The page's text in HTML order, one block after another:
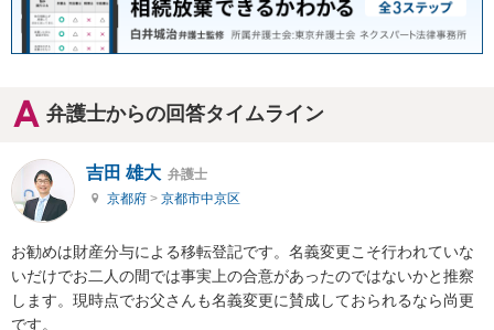
弁護士からの回答タイムライン
吉田 雄大 弁護士
京都府 > 京都市中京区
お勧めは財産分与による移転登記です。名義変更こそ行われていな
いだけでお二人の間では事実上の合意があったのではないかと推察
します。現時点でお父さんも名義変更に賛成しておられるなら尚更
です。